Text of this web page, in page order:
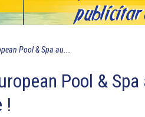
Pool & Spa au...
Pool &
!